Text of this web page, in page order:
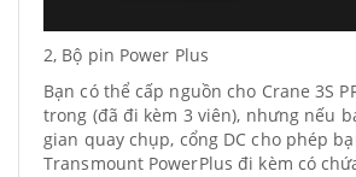
2, Bộ pin Power Plus
Bạn có thể cấp nguồn cho Crane 3S
trong (đã đi kèm 3 viên), nhưng nếu
gian quay chụp, cổng DC cho phép
Transmount PowerPlus đi kèm có